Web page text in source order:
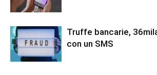
Truffe bancarie,
con un SMS